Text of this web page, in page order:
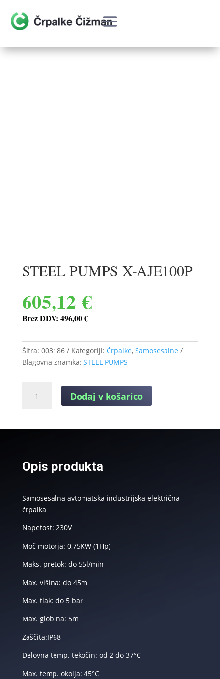
STEEL PUMPS X-AJE100P
605,12€
Brez DDV: 496,00€
Šifra: 003186 Kategoriji: Črpalke, Samosesalne
Blagovna znamka: STEEL PUMPS
PUMPS
Dodaj v košarico
Opis produkta
Samosesalna avtomatska industrijska električna
črpalka
Napetost: 230V
Moč motorja: 0,75KW (1Hp)
Maks. pretok: do 55l/min
Max. višina: do 45m
Max. tlak: do 5 bar
Max. globina: 5m
Zaščita:IP68
Delovna temp. tekočin: od 2 do 37°C
Max. temp. okolja: 45°C